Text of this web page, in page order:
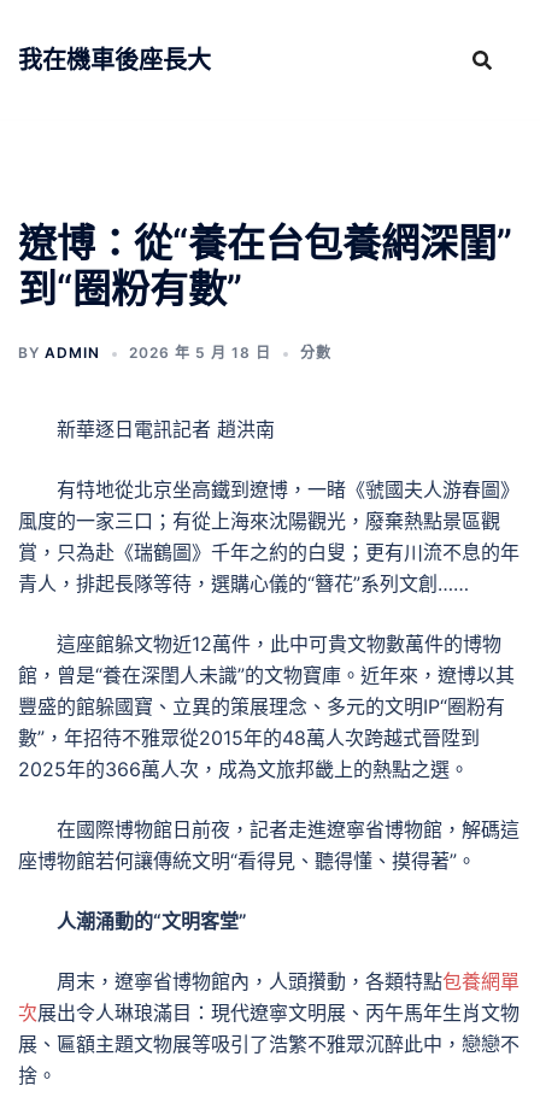
我在機車後座長大
遼博：從“養在台包養網深閨”
到“圈粉有數”
BY ADMIN 2026 年 5 月 18 日 分數
新華逐日電訊記者 趙洪南
有特地從北京坐高鐵到遼博，一睹《虢國夫人游春圖》
風度的一家三口；有從上海來沈陽觀光，廢棄熱點景區觀
賞，只為赴《瑞鶴圖》千年之約的白叟；更有川流不息的年
青人，排起長隊等待，選購心儀的“簪花”系列文創……
這座館躲文物近12萬件，此中可貴文物數萬件的博物
館，曾是“養在深閨人未識”的文物寶庫。近年來，遼博以其
豐盛的館躲國寶、立異的策展理念、多元的文明IP“圈粉有
數”，年招待不雅眾從2015年的48萬人次跨越式晉陞到
2025年的366萬人次，成為文旅邦畿上的熱點之選。
在國際博物館日前夜，記者走進遼寧省博物館，解碼這
座博物館若何讓傳統文明“看得見、聽得懂、摸得著”。
人潮涌動的“文明客堂”
周末，遼寧省博物館內，人頭攢動，各類特點包養網單
次展出令人琳琅滿目：現代遼寧文明展、丙午馬年生肖文物
展、匾額主題文物展等吸引了浩繁不雅眾沉醉此中，戀戀不
捨。